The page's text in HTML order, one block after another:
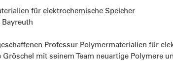
für elektrochemische Speicher
Professur Polymermaterialien für
Gröschel mit seinem Team neuartige Polymere